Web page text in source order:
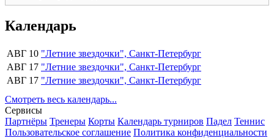
Календарь
АВГ 10 "Летние звездочки", Санкт-Петербург
АВГ 17 "Летние звездочки", Санкт-Петербург
АВГ 17 "Летние звездочки", Санкт-Петербург
Смотреть весь календарь...
Сервисы
Партнёры Тренеры Корты Календарь турниров Падел Теннис
Пользовательское соглашение Политика конфиденциальности